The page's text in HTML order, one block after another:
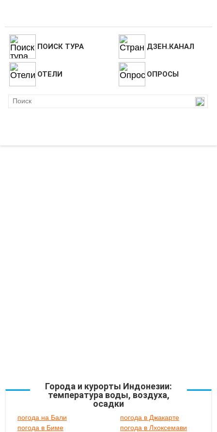
ПОИСК ТУРА ДЗЕН.КАНАЛ
ОТЕЛИ ОПРОСЫ
Города и курорты Индонезии:
температура воды, воздуха,
осадки
погода на Бали
погода в Джакарте
погода в Биме
погода в Лхоксемави